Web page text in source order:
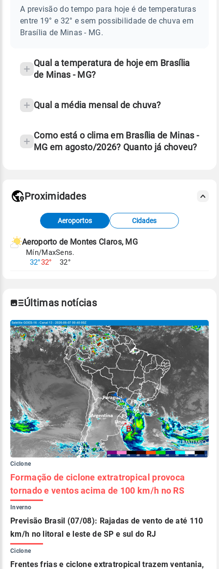
BRASÍLIA
MINAS
sobre
chuva
A previsão do tempo para hoje é de temperaturas
entre 19° e 32° e sem possibilidade de chuva em
Brasília de Minas - MG.
Qual a temperatura de hoje em Brasília
de Minas - MG?
Qual a média mensal de chuva?
Como está o clima em Brasília de Minas -
MG em agosto/2026? Quanto já choveu?
Fonte: dados combinados de estações
meteorológicas e satélite do Centro de Previsão
de Tempo e Estudos Climáticos (CPTEC).
Para obter mais informações sobre os dados
Proximidades
Aeroportos Cidades
Aeroporto de Montes Claros, MG
Mín/Max
32°32°
Sens.
32°
Últimas notícias
Ciclone
Formação de ciclone extratropical provoca
tornado e ventos acima de 100 km/h no RS
Inverno
Previsão Brasil (07/08): Rajadas de vento de até 110
km/h no litoral e leste de SP e sul do RJ
Ciclone
Frentes frias e ciclone extratropical trazem ventania,